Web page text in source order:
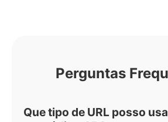
Perguntas
Que tipo de URL posso